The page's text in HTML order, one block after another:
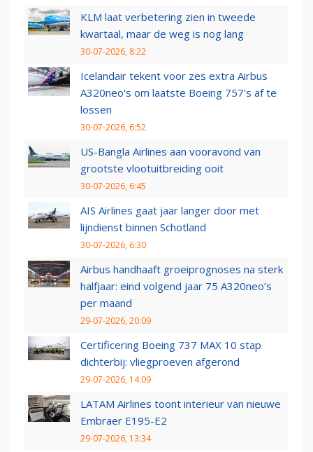
KLM laat verbetering zien in tweede
kwartaal, maar de weg is nog lang
30-07-2026, 8:22
Icelandair tekent voor zes extra Airbus
A320neo's om laatste Boeing 757's af te
lossen
30-07-2026, 6:52
US-Bangla Airlines aan vooravond van
grootste vlootuitbreiding ooit
30-07-2026, 6:45
AIS Airlines gaat jaar langer door met
lijndienst binnen Schotland
30-07-2026, 6:30
Airbus handhaaft groeiprognoses na sterk
halfjaar: eind volgend jaar 75 A320neo’s
per maand
29-07-2026, 20:09
Certificering Boeing 737 MAX 10 stap
dichterbij: vliegproeven afgerond
29-07-2026, 14:09
LATAM Airlines toont interieur van nieuwe
Embraer E195-E2
29-07-2026, 13:34